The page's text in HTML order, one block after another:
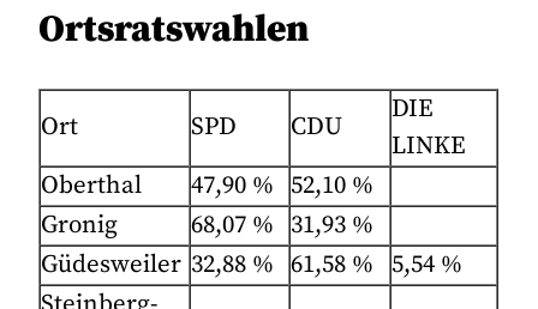
Ortsratswahlen
Ort SPD CDU
DIE
LINKE
Oberthal
47,90 %
52,10 %
Gronig
68,07 %
31,93 %
Güdesweiler 32,88 % 61,58 %
5,54 %